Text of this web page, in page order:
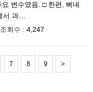
변수였음. □ 한편, 삐녜
서 과…
조회수 : 4,247
7 8 9 >